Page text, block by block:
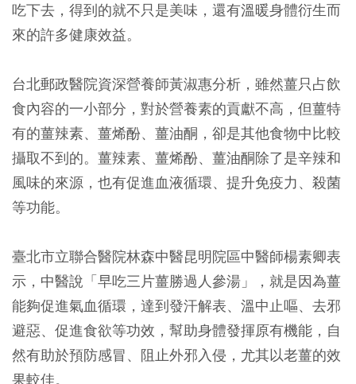
吃下去，得到的就不只是美味，還有溫暖身體衍生而
來的許多健康效益。
台北郵政醫院資深營養師黃淑惠分析，雖然薑只占飲
食內容的一小部分，對於營養素的貢獻不高，但薑特
有的薑辣素、薑烯酚、薑油酮，卻是其他食物中比較
攝取不到的。薑辣素、薑烯酚、薑油酮除了是辛辣和
風味的來源，也有促進血液循環、提升免疫力、殺菌
等功能。
臺北市立聯合醫院林森中醫昆明院區中醫師楊素卿表
示，中醫說「早吃三片薑勝過人參湯」，就是因為薑
能夠促進氣血循環，達到發汗解表、溫中止嘔、去邪
避惡、促進食欲等功效，幫助身體發揮原有機能，自
然有助於預防感冒、阻止外邪入侵，尤其以老薑的效
果較佳。